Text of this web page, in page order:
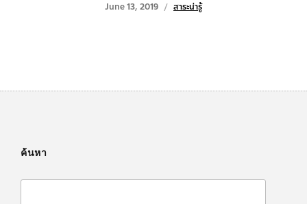
June 13, 2019 สาระน่ารู้
ค้นหา